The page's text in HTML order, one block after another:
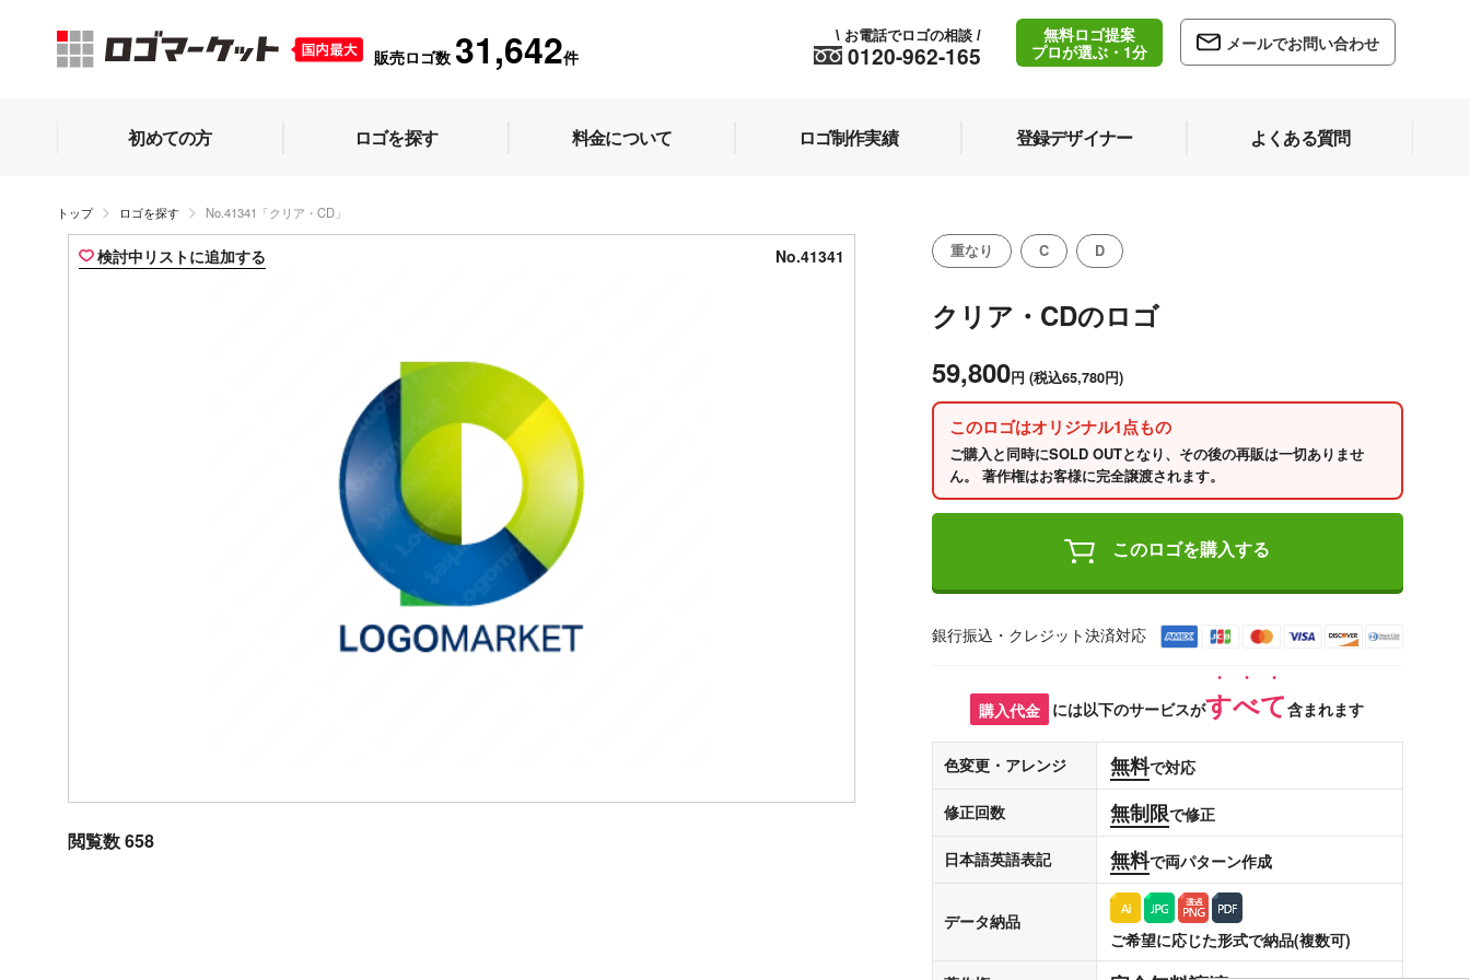
販売ロゴ数 31,642件 0120-962-165
\ お電話でロゴの相談 /
無料ロゴ提案
プロが選ぶ・1分
メールでお問い合わせ
初めての方 ロゴを探す 料金について ロゴ制作実績 登録デザイナー よくある質問
トップ ロゴを探す No.41341「クリア・CD」
検討中リストに追加する No.41341
閲覧数 658
重なり C D
クリア・CDのロゴ
59,800円 (税込65,780円)
このロゴはオリジナル1点もの
ご購入と同時にSOLD OUTとなり、その後の再販は一切ありませ
ん。 著作権はお客様に完全譲渡されます。
このロゴを購入する
銀行振込・クレジット決済対応
購入代金 には以下のサービスがすべて含まれます
色変更・アレンジ 無料で対応
修正回数 無制限で修正
日本語英語表記 無料で両パターン作成
データ納品
ご希望に応じた形式で納品(複数可)